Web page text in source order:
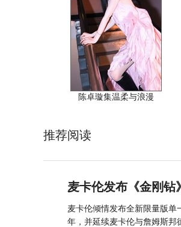
陈卓璇集温柔与浪漫
推荐阅读
麦卡伦发布《金刚钻
麦卡伦倾情发布全新限量版单
年，并延续麦卡伦与詹姆斯邦